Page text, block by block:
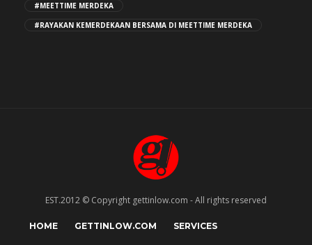
#MEETTIME MERDEKA
#RAYAKAN KEMERDEKAAN BERSAMA DI MEETTIME MERDEKA
EST.2012 © Copyright gettinlow.com - All rights reserved
HOME GETTINLOW.COM SERVICES